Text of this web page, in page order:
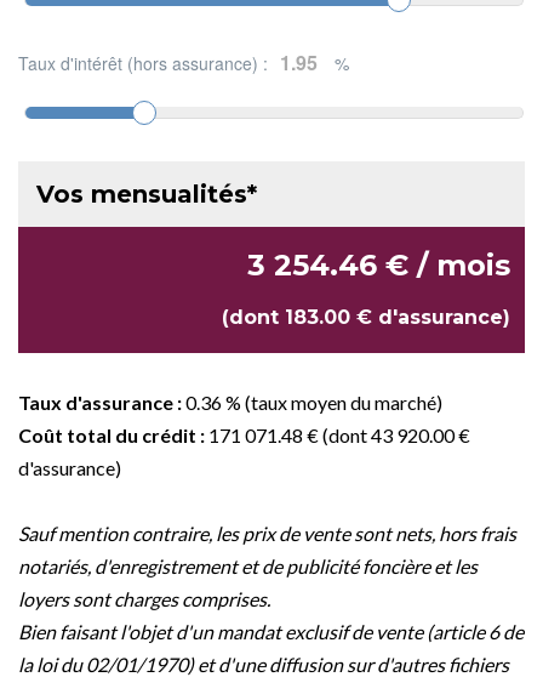
Taux d'intérêt (hors assurance) : %
Vos mensualités*
3 254.46 € / mois
(dont 183.00 € d'assurance)
Taux d'assurance :0.36 % (taux moyen du marché)
Coût total du crédit : 171 071.48 € (dont 43 920.00 €
d'assurance)
Sauf mention contraire, les prix de vente sont nets, hors frais
notariés, d'enregistrement et de publicité foncière et les
loyers sont charges comprises.
Bien faisant l'objet d'un mandat exclusif de vente (article 6 de
la loi du 02/01/1970) et d'une diffusion sur d'autres fichiers